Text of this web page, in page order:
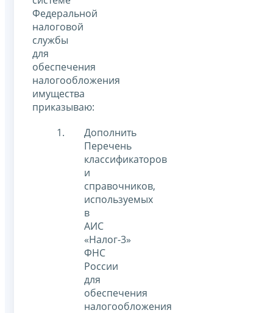
Федеральной
налоговой
службы
для
обеспечения
налогообложения
имущества
приказываю:
Дополнить
Перечень
классификаторов
и
справочников,
используемых
в
АИС
«Налог-3»
ФНС
России
для
обеспечения
налогообложения